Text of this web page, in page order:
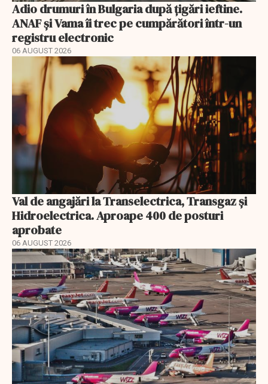
Adio drumuri în Bulgaria după țigări ieftine.
ANAF și Vama îi trec pe cumpărători într-un
registru electronic
06 AUGUST 2026
Val de angajări la Transelectrica, Transgaz și
Hidroelectrica. Aproape 400 de posturi
aprobate
06 AUGUST 2026